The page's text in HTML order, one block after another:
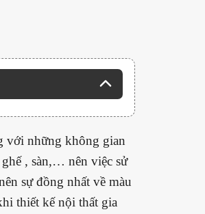
với những không gian
, sàn,… nên việc sử
sự đồng nhất về màu
thiết kế nội thất gia